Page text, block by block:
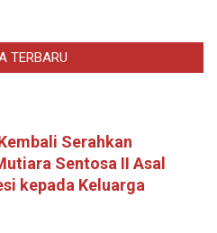
TERBARU
Serahkan
Sentosa II Asal
kepada Keluarga